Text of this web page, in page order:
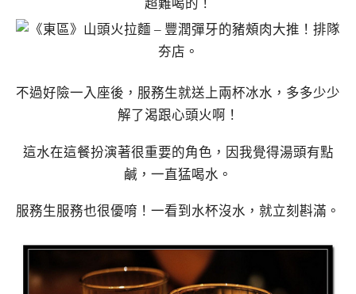
超難喝的！
不過好險一入座後，服務生就送上兩杯冰水，多多少少
解了渴跟心頭火啊！
這水在這餐扮演著很重要的角色，因我覺得湯頭有點
鹹，一直猛喝水。
服務生服務也很優唷！一看到水杯沒水，就立刻斟滿。